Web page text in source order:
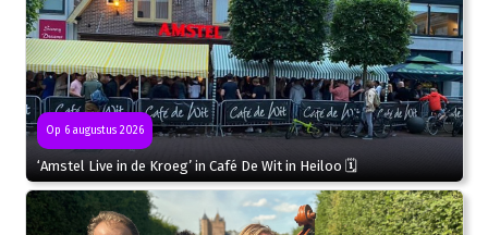
Op 6 augustus 2026
‘Amstel Live in de Kroeg’ in Café De Wit in Heiloo 🗓